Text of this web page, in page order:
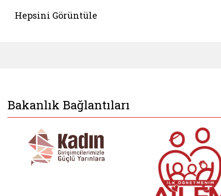
Hepsini Görüntüle
Bakanlık Bağlantıları